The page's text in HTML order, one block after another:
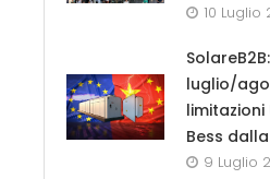
10 Luglio
luglio/
limitazioni
Bess
9 Luglio